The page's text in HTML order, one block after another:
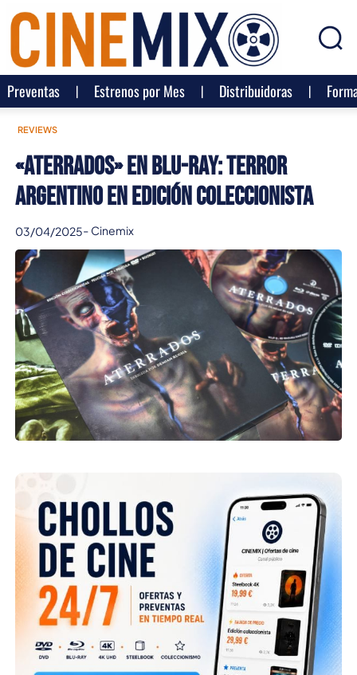
Preventas Estrenos por Mes Distribuidoras
REVIEWS
«Aterrados» en Blu-ray: Terror
argentino en edición coleccionista
03/04/2025- Cinemix